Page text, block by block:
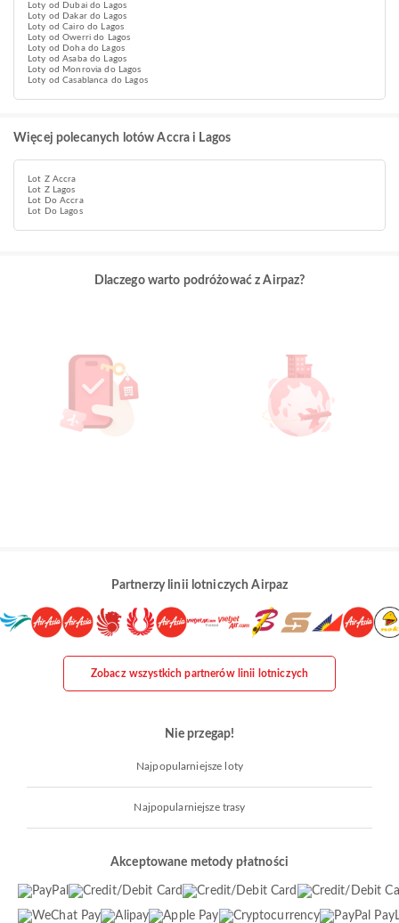
Loty od Dubai do Lagos
Loty od Dakar do Lagos
Loty od Cairo do Lagos
Loty od Owerri do Lagos
Loty od Doha do Lagos
Loty od Asaba do Lagos
Loty od Monrovia do Lagos
Loty od Casablanca do Lagos
Więcej polecanych lotów Accra i Lagos
Lot Z Accra
Lot Z Lagos
Lot Do Accra
Lot Do Lagos
Dlaczego warto podróżować z Airpaz?
Partnerzy linii lotniczych Airpaz
Zobacz wszystkich partnerów linii lotniczych
Nie przegap!
Najpopularniejsze loty
Najpopularniejsze trasy
Akceptowane metody płatności